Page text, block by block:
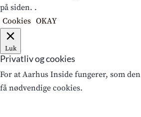
på siden. .
Cookies OKAY
Luk
Privatliv og cookies
For at Aarhus Inside fungerer, som
få nødvendige cookies.